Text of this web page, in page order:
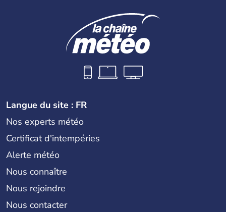
Langue du site : FR
Nos experts météo
Certificat d'intempéries
Alerte météo
Nous connaître
Nous rejoindre
Nous contacter